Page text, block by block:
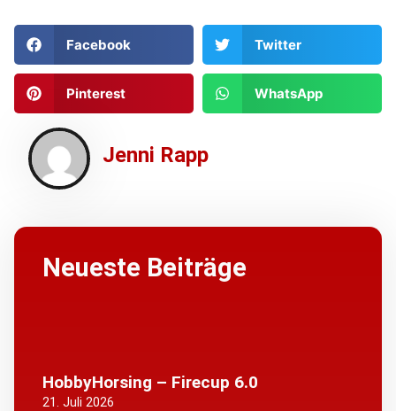
Facebook Twitter
Pinterest WhatsApp
Jenni Rapp
Neueste Beiträge
HobbyHorsing – Firecup 6.0
21. Juli 2026